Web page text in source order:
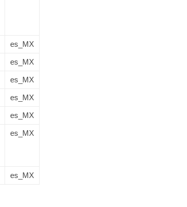
es_MX
es_MX
es_MX
es_MX
es_MX
es_MX
es_MX